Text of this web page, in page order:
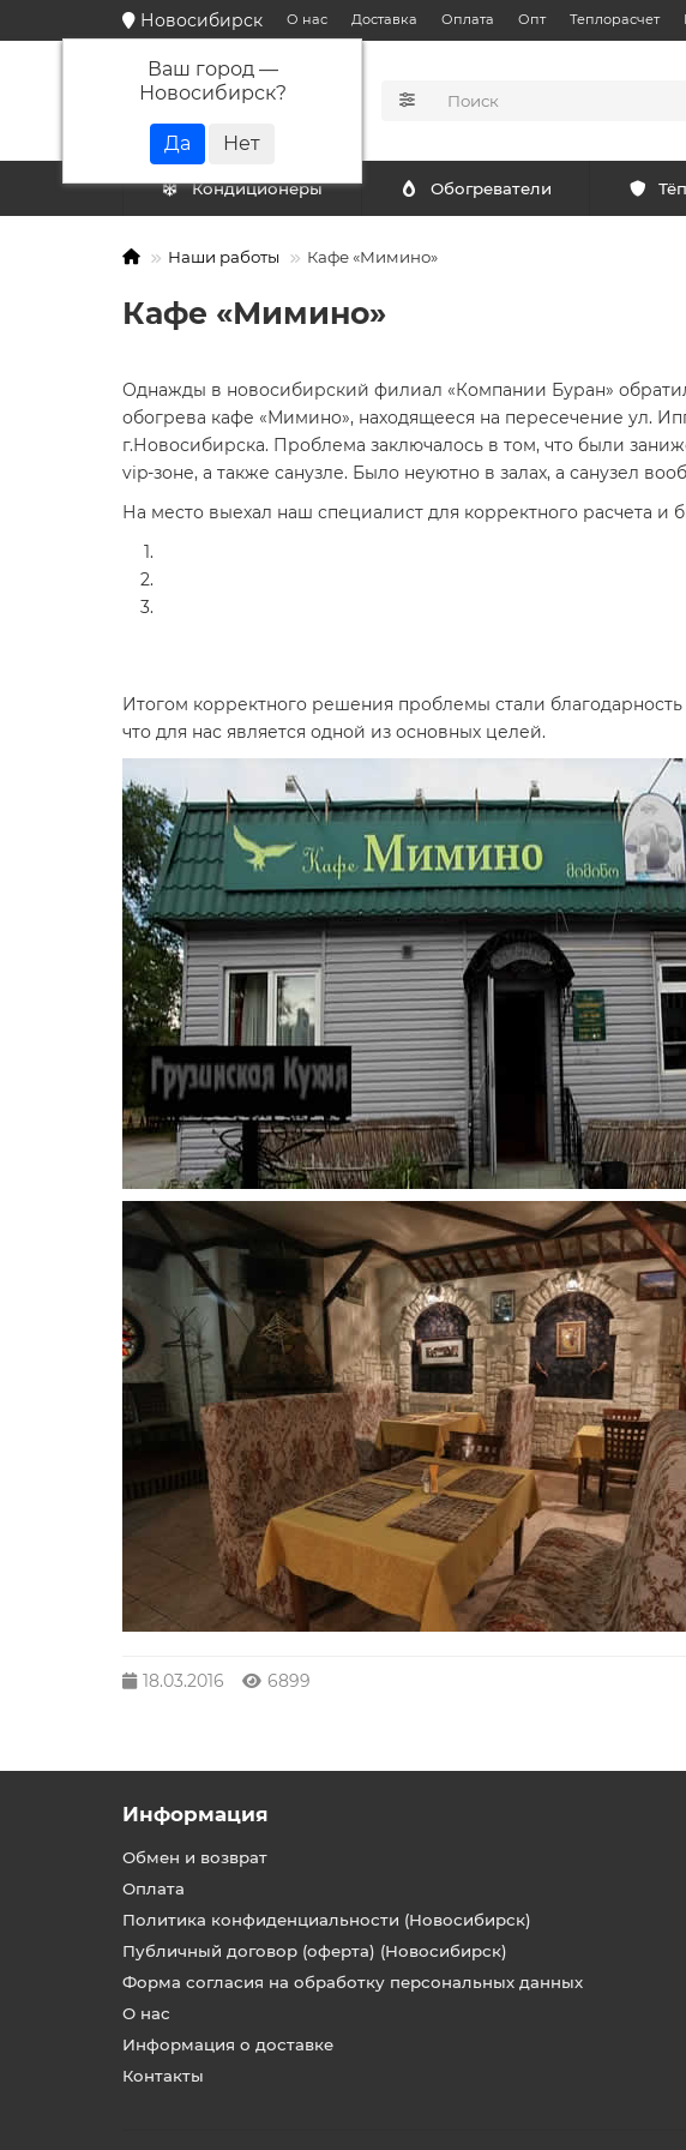
Новосибирск
Ваш город —
Новосибирск?
О нас Доставка Оплата Опт Теплорасчет
КАТАЛОГ
Кондиционеры Обогреватели
Наши работы Кафе «Мимино»
Кафе «Мимино»
Однажды в новосибирский филиал «Компании Буран»
обогрева кафе «Мимино», находящееся на пересечение ул.
г.Новосибирска. Проблема заключалось в том, что были
vip-зоне, а также санузле. Было неуютно в залах, а санузел
На место выехал наш специалист для корректного расчета
Итогом корректного решения проблемы стали
что для нас является одной из основных целей.
18.03.2016 6899
Информация
Обмен и возврат
Оплата
Политика конфиденциальности (Новосибирск)
Публичный договор (оферта) (Новосибирск)
Форма согласия на обработку персональных данных
О нас
Информация о доставке
Контакты